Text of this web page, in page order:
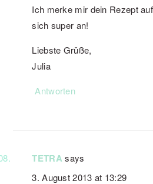
Ich merke mir dein Rezept
sich super an!
Liebste Grüße,
Julia
Antworten
TETRA says
3. August 2013 at 13:29